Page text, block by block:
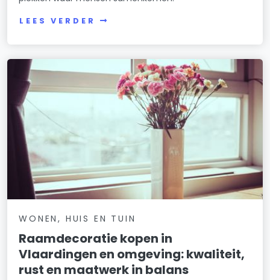
LEES VERDER
WONEN, HUIS EN TUIN
Raamdecoratie kopen in
Vlaardingen en omgeving: kwaliteit,
rust en maatwerk in balans